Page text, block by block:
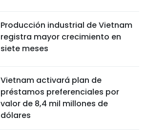
Producción industrial de Vietnam
registra mayor crecimiento en
siete meses
Vietnam activará plan de
préstamos preferenciales por
valor de 8,4 mil millones de
dólares